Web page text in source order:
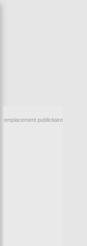
emplacement publicitaire